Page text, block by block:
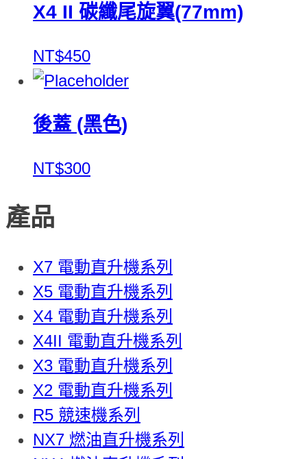
X4 II 碳纖尾旋翼(77mm)
NT$450
後蓋 (黑色)
NT$300
產品
X7 電動直升機系列
X5 電動直升機系列
X4 電動直升機系列
X4II 電動直升機系列
X3 電動直升機系列
X2 電動直升機系列
R5 競速機系列
NX7 燃油直升機系列